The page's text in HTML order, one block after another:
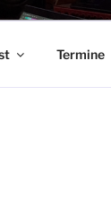
Termine